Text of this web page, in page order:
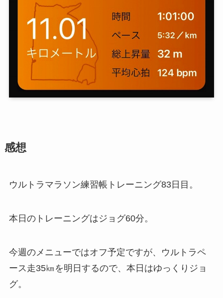
感想
ウルトラマラソン練習帳トレーニング83日目。
本日のトレーニングはジョグ60分。
今週のメニューではオフ予定ですが、ウルトラペ
ース走35㎞を明日するので、本日はゆっくりジョ
グ。